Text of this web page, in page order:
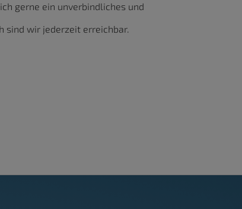
gerne ein unverbindliches und
sind wir jederzeit erreichbar.